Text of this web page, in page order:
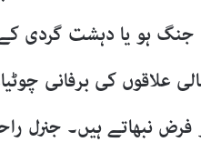
ادا کیا.1948,1965,1971 کی جنگ
علاقوں کی برفانی
کر فرض نبھاتے ہیں۔